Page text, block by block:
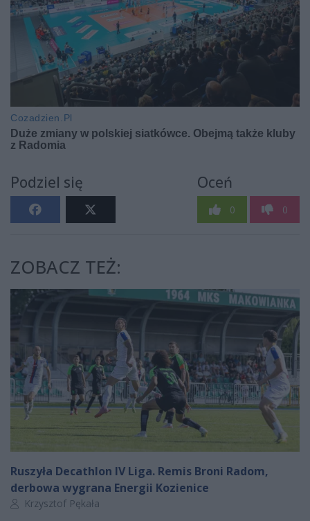
Podziel się Oceń
0 0
ZOBACZ TEŻ:
Ruszyła Decathlon IV Liga. Remis Broni Radom,
derbowa wygrana Energii Kozienice
Autor artykułu:
Krzysztof Pękała